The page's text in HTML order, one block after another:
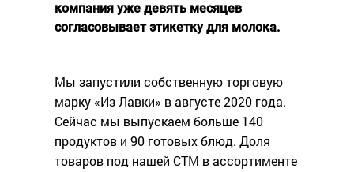
компания уже девять месяцев
согласовывает этикетку для молока.
Мы запустили собственную торговую
марку «Из Лавки» в августе 2020 года.
Сейчас мы выпускаем больше 140
продуктов и 90 готовых блюд. Доля
товаров под нашей СТМ в ассортименте